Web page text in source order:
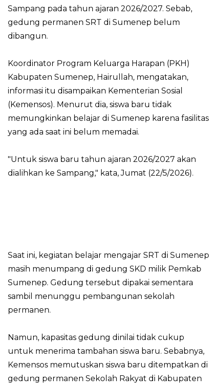
Sampang pada tahun ajaran 2026/2027. Sebab,
gedung permanen SRT di Sumenep belum
dibangun.
Koordinator Program Keluarga Harapan (PKH)
Kabupaten Sumenep, Hairullah, mengatakan,
informasi itu disampaikan Kementerian Sosial
(Kemensos). Menurut dia, siswa baru tidak
memungkinkan belajar di Sumenep karena fasilitas
yang ada saat ini belum memadai.
"Untuk siswa baru tahun ajaran 2026/2027 akan
dialihkan ke Sampang," kata, Jumat (22/5/2026).
Saat ini, kegiatan belajar mengajar SRT di Sumenep
masih menumpang di gedung SKD milik Pemkab
Sumenep. Gedung tersebut dipakai sementara
sambil menunggu pembangunan sekolah
permanen.
Namun, kapasitas gedung dinilai tidak cukup
untuk menerima tambahan siswa baru. Sebabnya,
Kemensos memutuskan siswa baru ditempatkan di
gedung permanen Sekolah Rakyat di Kabupaten